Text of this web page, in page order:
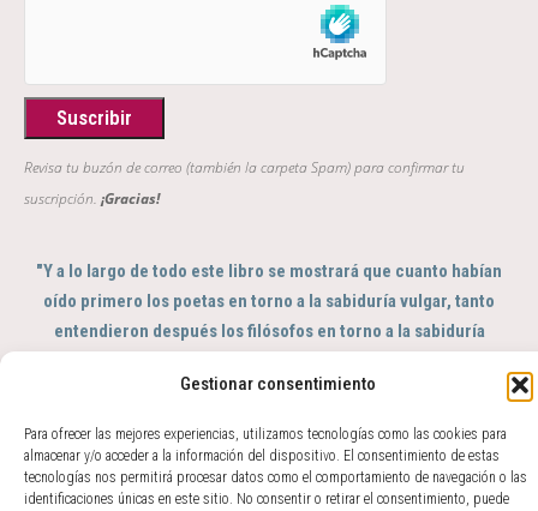
Gestionar consentimiento
Para ofrecer las mejores experiencias, utilizamos tecnologías como las cookies para
almacenar y/o acceder a la información del dispositivo. El consentimiento de estas
tecnologías nos permitirá procesar datos como el comportamiento de navegación o las
identificaciones únicas en este sitio. No consentir o retirar el consentimiento, puede
Revisa tu buzón de correo (también la carpeta Spam) para confirmar tu
suscripción. ¡Gracias!
"Y a lo largo de todo este libro se mostrará que cuanto habían
oído primero los poetas en torno a la sabiduría vulgar, tanto
entendieron después los filósofos en torno a la sabiduría
el sentido y éstos el intelecto del género humano"
© 2017 - 2026 Amparo Zacarés -
info@amparozacares.com
Cookies Privacidad